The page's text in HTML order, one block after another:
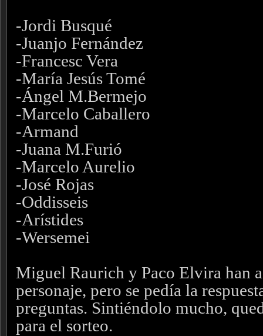
-Jordi Busqué
-Juanjo Fernández
-Francesc Vera
-María Jesús Tomé
-Ángel M.Bermejo
-Marcelo Caballero
-Armand
-Juana M.Furió
-Marcelo Aurelio
-José Rojas
-Oddisseis
-Arístides
-Wersemei
Miguel Raurich y Paco Elvira han
personaje, pero se pedía la
preguntas. Sintiéndolo mucho,
para el sorteo.